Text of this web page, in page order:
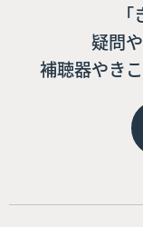
疑問
補聴器やき